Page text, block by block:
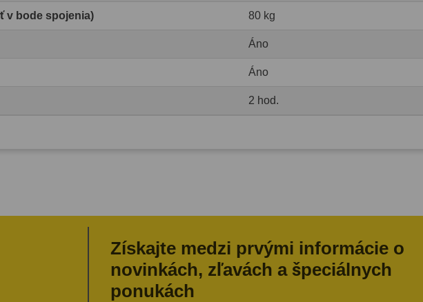
v bode spojenia) 80 kg
Áno
Áno
2 hod.
Získajte medzi prvými informácie o
novinkách, zľavách a špeciálnych
ponukách